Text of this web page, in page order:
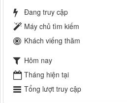
Đang truy cập
Máy chủ tìm kiếm
Khách viếng thăm
Hôm nay
Tháng hiện tại
Tổng lượt truy cập